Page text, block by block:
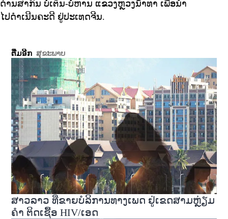
ດ່ານສາກົນ ບໍ່ເຕັນ-ບໍ່ຫານ ແຂວງຫຼວງນໍ້າທາ ເພື່ອນໍາ
ໄປດໍາເນີນຄະດີ ຢູ່ປະເທດຈີນ.
ຕື່ມອີກ ສຸຂະພາບ
ສາວລາວ ທີ່ຂາຍບໍລິການທາງເພດ ຢູ່ເຂດສາມຫຼ່ຽມ
ຄຳ ຕິດເຊື້ອ HIV/ເອດ